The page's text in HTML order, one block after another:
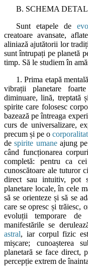
B. SCHEMA
Sunt etapele de
creatoare avansate,
aliniază ajutătorii lor
sunt întrupați pe planetă
timp. Să le studiem în
1. Prima etapă
vibrații planetare
diminuare, lină, treptată
spirite care folosesc
bazează pe întreaga
curs de universalizare,
precum și pe o
despirite umaneajung pe
când funcționarea
completă: pentru ca
cunoscătoare ale tuturor
direct sau intuitiv, pot
planetare locale, în cele
să se orienteze și să se
care se opresc și trăiesc,
evoluții temporare de
manifestările se
astral, iar corpul fizic
mișcare; cunoașterea
planetară se face direct,
percepție extrem de